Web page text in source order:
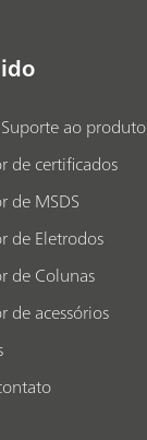
ao produto
de certificados
de MSDS
de Eletrodos
de Colunas
de acessórios